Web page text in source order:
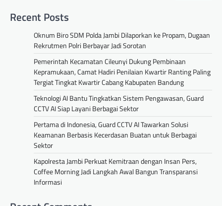
Recent Posts
Oknum Biro SDM Polda Jambi Dilaporkan ke Propam, Dugaan
Rekrutmen Polri Berbayar Jadi Sorotan
Pemerintah Kecamatan Cileunyi Dukung Pembinaan
Kepramukaan, Camat Hadiri Penilaian Kwartir Ranting Paling
Tergiat Tingkat Kwartir Cabang Kabupaten Bandung
Teknologi AI Bantu Tingkatkan Sistem Pengawasan, Guard
CCTV AI Siap Layani Berbagai Sektor
Pertama di Indonesia, Guard CCTV AI Tawarkan Solusi
Keamanan Berbasis Kecerdasan Buatan untuk Berbagai
Sektor
Kapolresta Jambi Perkuat Kemitraan dengan Insan Pers,
Coffee Morning Jadi Langkah Awal Bangun Transparansi
Informasi